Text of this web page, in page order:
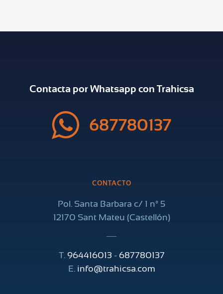
Contacta por Whatsapp con Trahicsa
687780137
CONTACTO
Pol. Santa Barbara c/ 1 nº 5
12170 Sant Mateu (Castellón)
T. 964416013 - 687780137
E. info@trahicsa.com